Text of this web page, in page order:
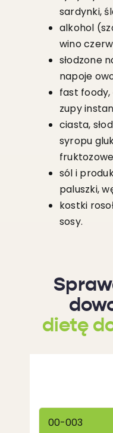
sardynki,
alkohol
wino
słodzone
napoje
fast
zupy
ciasta,
syropu
sól i
paluszki,
kostki
sosy.
dietę